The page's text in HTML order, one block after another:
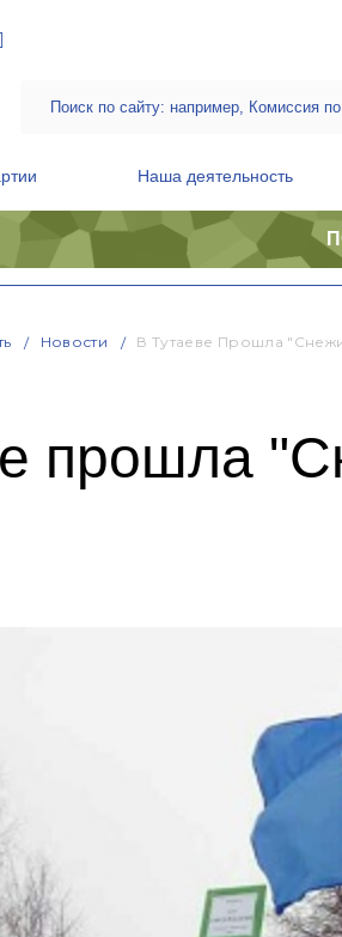
Наша деятельность
Новости В Тутаеве Прошла
прошла